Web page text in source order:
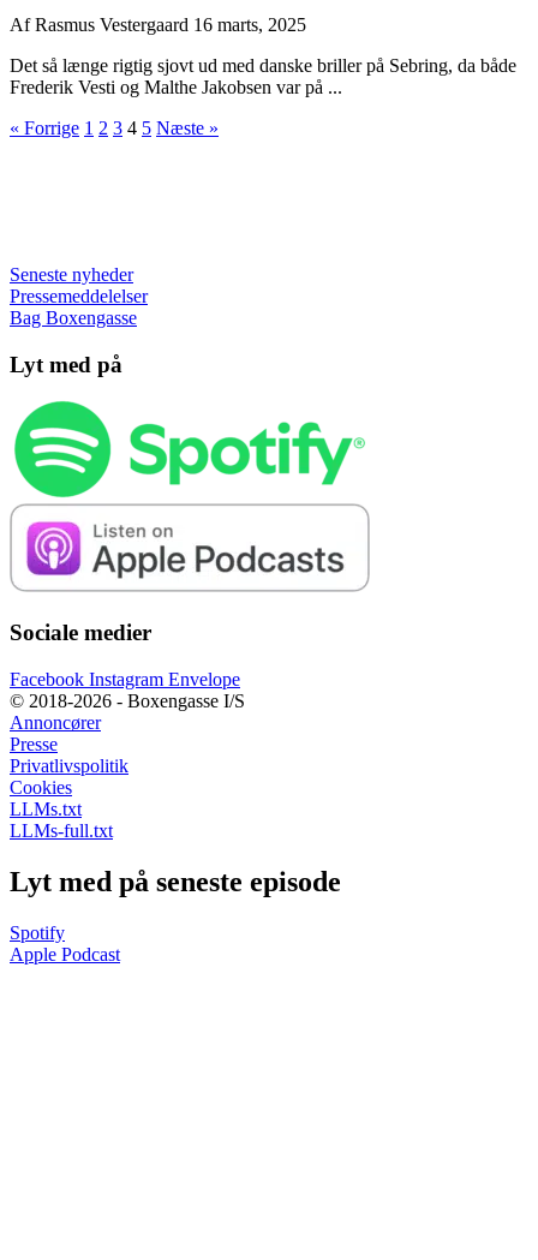
AfRasmus Vestergaard 16 marts, 2025
Det så længe rigtig sjovt ud med danske briller på Sebring, da både
Frederik Vesti og Malthe Jakobsen var på ...
« Forrige 1 2 3 4 5 Næste »
Seneste nyheder
Pressemeddelelser
Bag Boxengasse
Lyt med på
Sociale medier
Facebook Instagram Envelope
© 2018-2026 - Boxengasse I/S
Annoncører
Presse
Privatlivspolitik
Cookies
LLMs.txt
LLMs-full.txt
Lyt med på seneste episode
Spotify
Apple Podcast